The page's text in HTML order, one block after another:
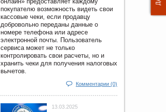
покупателю возможность видеть свои
кассовые чеки, если продавцу
добровольно переданы данные о
номере телефона или адресе
электронной почты. Пользователь
сервиса может не только
контролировать свои расчеты, но и
хранить чеки для получения налоговых
вычетов.
Комментарии (0)
13.03.2025